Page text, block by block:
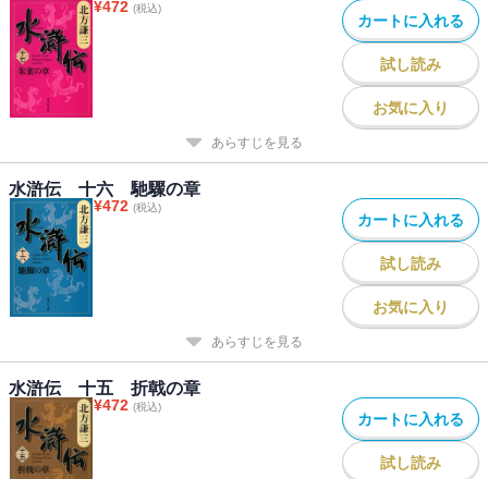
¥472 (税込)
カートに入れる
試し読み
お気に入り
あらすじを見る
水滸伝 十六 馳驟の章
¥472 (税込)
カートに入れる
試し読み
お気に入り
あらすじを見る
水滸伝 十五 折戟の章
¥472 (税込)
カートに入れる
試し読み